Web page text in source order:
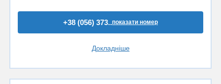
+38 (056) 373..показати номер
Докладніше